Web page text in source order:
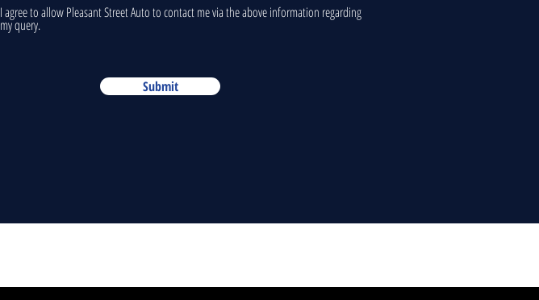
I agree to allow Pleasant Street Auto to contact me via the above information regarding
my query.
Submit